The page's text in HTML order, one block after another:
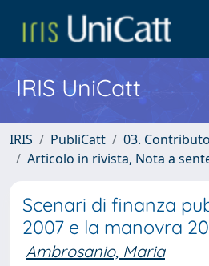
IRIS UniCatt
IRIS PubliCatt
03.
Articolo in rivista, Nota a
Scenari di finanza
2007 e la manovra
Ambrosanio, Maria